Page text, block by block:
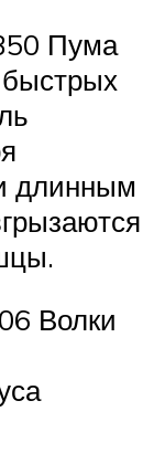
Пума
длинным
Волки